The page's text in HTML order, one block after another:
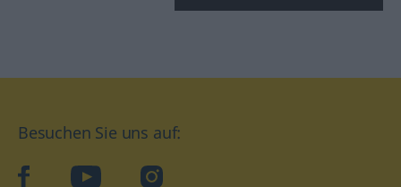
Besuchen Sie uns auf:
facebookYouTube Instagram